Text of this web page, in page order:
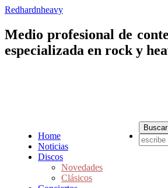
Redhardnheavy
Medio profesional de
especializada en rock y
Home
Noticias
Discos
Novedades
Clásicos